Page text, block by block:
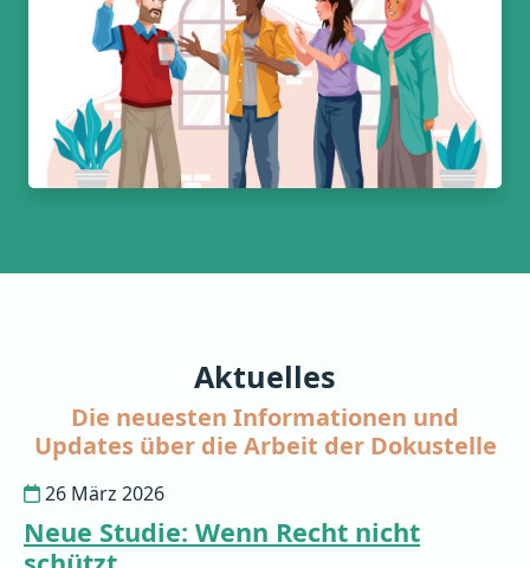
Aktuelles
Die neuesten Informationen und
Updates über die Arbeit der Dokustelle
26 März 2026
Neue Studie: Wenn Recht nicht